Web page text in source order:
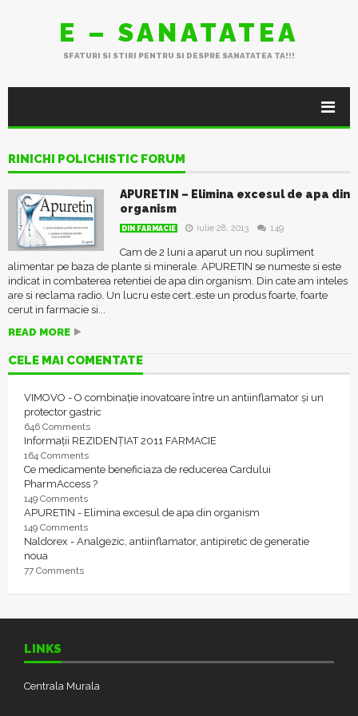
E – SANATATEA
SFATURI SI STIRI PENTRU SI DESPRE SANATATEA TA!!!
RINICHI POLICHISTIC FORUM
APURETIN – Elimina excesul de apa din
organism
DIN FARMACIE iulie 28, 2013 149
Cam de 2 luni a aparut un nou supliment
alimentar pe baza de plante si minerale. APURETIN se numeste si este
indicat in combaterea retentiei de apa din organism. Din cate am inteles
are si reclama radio. Un lucru este cert..este un produs foarte, foarte
cerut in farmacie si...
READ MORE
CELE MAI COMENTATE
VIMOVO - O combinație inovatoare între un antiinflamator și un
protector gastric
646 Comments
Informații REZIDENȚIAT 2011 FARMACIE
164 Comments
Ce medicamente beneficiaza de reducerea Cardului
PharmAccess ?
149 Comments
APURETIN - Elimina excesul de apa din organism
149 Comments
Naldorex - Analgezic, antiinflamator, antipiretic de generatie
noua
77 Comments
LINKS
Centrala Murala